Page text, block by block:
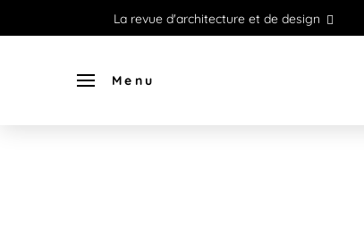
La revue d'architecture et de design
Menu